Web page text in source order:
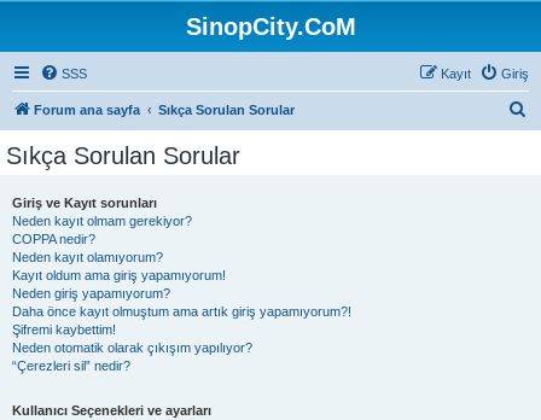
SinopCity.CoM
SSS Giriş
Kayıt
Forum ana sayfa Sıkça Sorulan Sorular
Sıkça Sorulan Sorular
Giriş ve Kayıt sorunları
Neden kayıt olmam gerekiyor?
COPPA nedir?
Neden kayıt olamıyorum?
Kayıt oldum ama giriş yapamıyorum!
Neden giriş yapamıyorum?
Daha önce kayıt olmuştum ama artık giriş yapamıyorum?!
Şifremi kaybettim!
Neden otomatik olarak çıkışım yapılıyor?
“Çerezleri sil” nedir?
Kullanıcı Seçenekleri ve ayarları